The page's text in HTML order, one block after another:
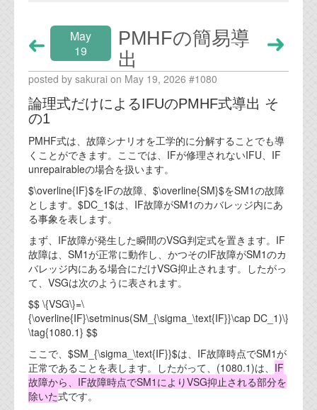
May
19
PMHFの簡易導
出
posted by sakurai on May 19, 2026 #1080
論理式だけによるIFUのPMHF式導出 そ
の1
PMHF式は、故障シナリオを工学的に分解することでも導
くことができます。ここでは、IFが修理されないIFU、IF
unrepairableの場合を扱います。
$\overline{IF}$をIFの故障、$\overline{SM}$をSM1の故障
とします。$DC_1$は、IF故障がSM1のカバレッジ内にあ
る事象を表します。
まず、IF故障が発生した瞬間のVSG判定式を置きます。IF
故障は、SM1が正常に動作し、かつそのIF故障がSM1のカ
バレッジ内にある場合にだけVSG抑止されます。したがっ
て、VSGは次のように表されます。
$$ \{VSG\}=\
{\overline{IF}\setminus(SM_{\sigma_\text{IF}}\cap DC_1)\}
\tag{1080.1} $$
ここで、$SM_{\sigma_\text{IF}}$は、IF故障時点でSM1が
正常であることを表します。したがって、(1080.1)は、 IF
故障から、IF故障時点でSM1によりVSG抑止される部分を
除いた式です。